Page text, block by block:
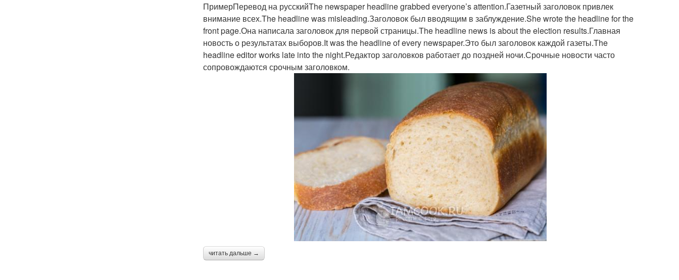
Хлеб в мультиварке Хлеб в хлебопечке
ПримерПеревод на русскийThe newspaper headline grabbed everyone’s attention.Газетный заголовок привлек
внимание всех.The headline was misleading.Заголовок был вводящим в заблуждение.She wrote the headline for the
front page.Она написала заголовок для первой страницы.The headline news is about the election results.Главная
новость о результатах выборов.It was the headline of every newspaper.Это был заголовок каждой газеты.The
headline editor works late into the night.Редактор заголовков работает до поздней ночи.Срочные новости часто
сопровождаются срочным заголовком.
читать дальше →